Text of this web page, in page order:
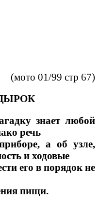
(мото 01/99 стр 67)
знает любой
речь
а об узле,
и ходовые
его в порядок не
пищи.